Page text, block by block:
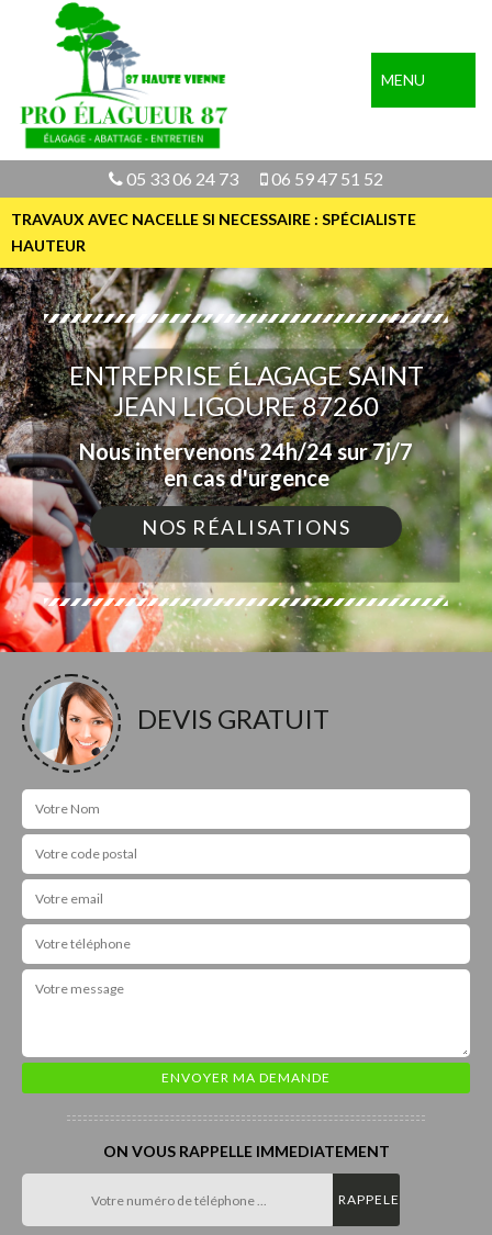
MENU
05 33 06 24 73 06 59 47 51 52
TRAVAUX AVEC NACELLE SI NECESSAIRE : SPÉCIALISTE
HAUTEUR
ENTREPRISE ÉLAGAGE SAINT
JEAN LIGOURE 87260
Nous intervenons 24h/24 sur 7j/7
en cas d'urgence
NOS RÉALISATIONS
DEVIS GRATUIT
ON VOUS RAPPELLE IMMEDIATEMENT